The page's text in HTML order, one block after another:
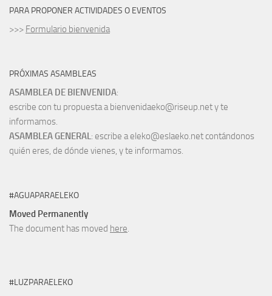
PARA PROPONER ACTIVIDADES O EVENTOS
>>> Formulario bienvenida
PRÓXIMAS ASAMBLEAS
ASAMBLEA DE BIENVENIDA:
escribe con tu propuesta a bienvenidaeko@riseup.net y te
informamos.
ASAMBLEA GENERAL: escribe a eleko@eslaeko.net contándonos
quién eres, de dónde vienes, y te informamos.
#AGUAPARAELEKO
Moved Permanently
The document has moved here.
#LUZPARAELEKO